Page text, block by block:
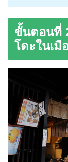
ขั้นตอนที่
โดะในเมื